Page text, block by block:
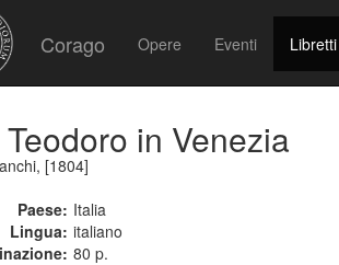
Corago Opere Eventi Libretti
in Venezia
[1804]
Paese: Italia
Lingua: italiano
80 p.